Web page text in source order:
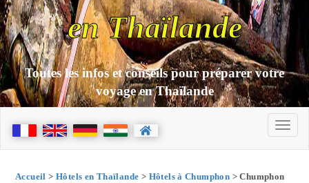
en Thaïlande
Toutes les infos et conseils pour préparer votre
voyage en Thaïlande
Accueil > Hôtels en Thaïlande > Hôtels à Chumphon > Chumphon